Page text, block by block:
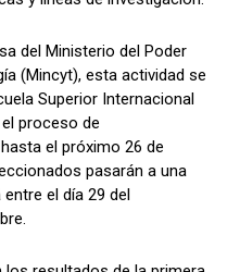
del Ministerio del Poder
(Mincyt), esta actividad se
Superior Internacional
proceso de
el próximo 26 de
pasarán a una
el día 29 del